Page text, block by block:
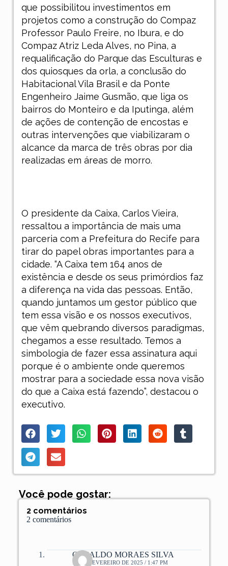
que possibilitou investimentos em
projetos como a construção do Compaz
Professor Paulo Freire, no Ibura, e do
Compaz Atriz Leda Alves, no Pina, a
requalificação do Parque das Esculturas e
dos quiosques da orla, a conclusão do
Habitacional Vila Brasil e da Ponte
Engenheiro Jaime Gusmão, que liga os
bairros do Monteiro e da Iputinga, além
de ações de contenção de encostas e
outras intervenções que viabilizaram o
alcance da marca de três obras por dia
realizadas em áreas de morro.
O presidente da Caixa, Carlos Vieira,
ressaltou a importância de mais uma
parceria com a Prefeitura do Recife para
tirar do papel obras importantes para a
cidade. “A Caixa tem 164 anos de
existência e desde os seus primórdios faz
a diferença na vida das pessoas. Então,
quando juntamos um gestor público que
tem essa visão e os nossos executivos,
que vêm quebrando diversos paradigmas,
chegamos a esse resultado. Temos a
simbologia de fazer essa assinatura aqui
porque é o ambiente onde queremos
mostrar para a sociedade essa nova visão
do que a Caixa está fazendo”, destacou o
executivo.
Você pode gostar:
2 comentários
2 comentários
OSNALDO MORAES SILVA
12 DE FEVEREIRO DE 2025 / 1:47 PM